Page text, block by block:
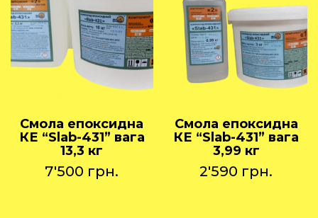
Смола епоксидна
КЕ “Slab-431” вага
13,3 кг
7'500 грн.
Смола епоксидна
КЕ “Slab-431” вага
3,99 кг
2'590 грн.